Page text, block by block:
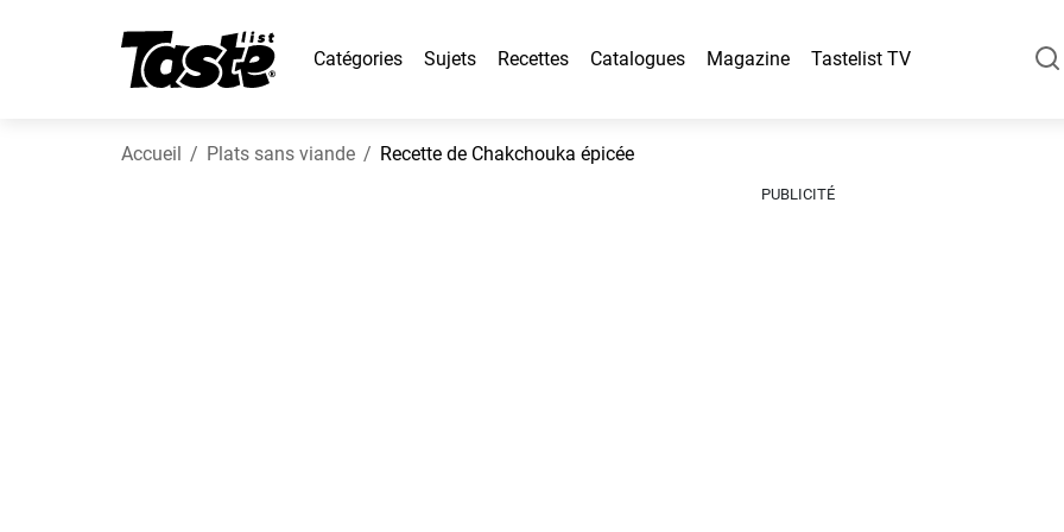
Catégories Sujets Recettes Catalogues Magazine Tastelist TV
Accueil Plats sans viande Recette de Chakchouka épicée
PUBLICITÉ